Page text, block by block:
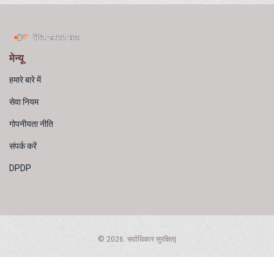
मेन्यू
हमारे बारे में
सेवा नियम
गोपनीयता नीति
संपर्क करें
DPDP
© 2026. सर्वाधिकार सुरक्षित|